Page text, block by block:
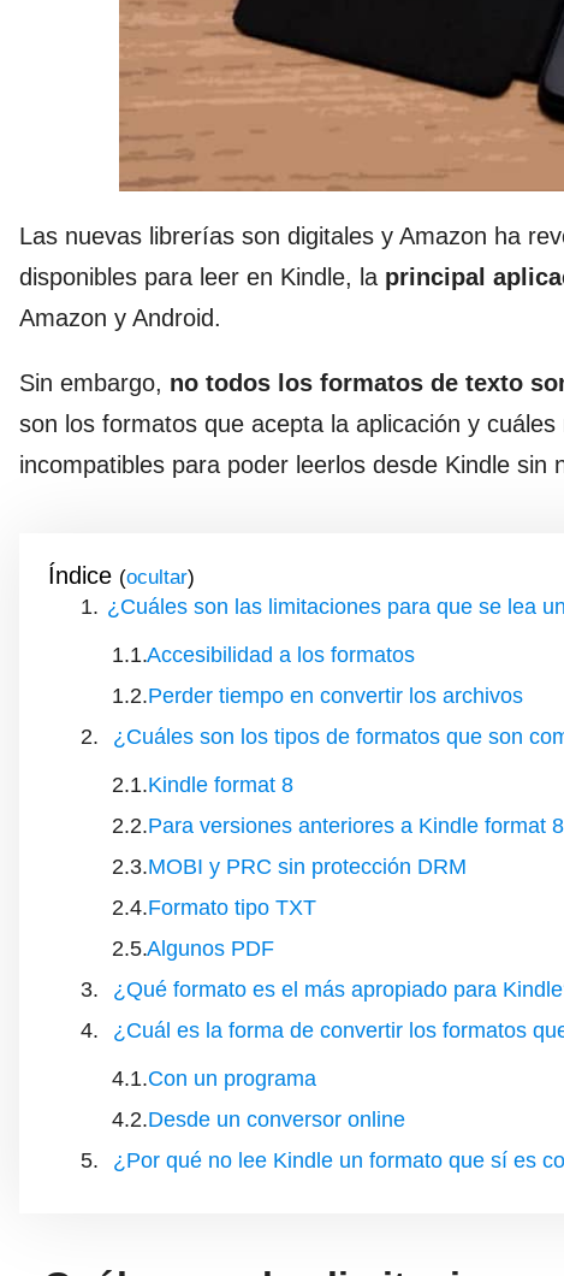
Las nuevas librerías son digitales y Amazon ha
disponibles para leer en Kindle, la principal
Amazon y Android.
Sin embargo, no todos los formatos de texto
son los formatos que acepta la aplicación y
incompatibles para poder leerlos desde Kindle sin
Índice ( )
¿Cuáles son las limitaciones para que se lea
Accesibilidad a los formatos
Perder tiempo en convertir los archivos
¿Cuáles son los tipos de formatos que son
Kindle format 8
Para versiones anteriores a Kindle format 8
MOBI y PRC sin protección DRM
Formato tipo TXT
Algunos PDF
¿Qué formato es el más apropiado para
¿Cuál es la forma de convertir los formatos
Con un programa
Desde un conversor online
¿Por qué no lee Kindle un formato que sí es